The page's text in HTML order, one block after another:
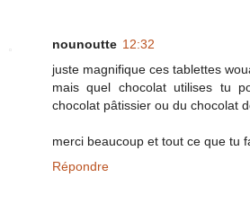
nounoutte 12:32
juste magnifique ces tablettes
mais quel chocolat utilises tu
chocolat pâtissier ou du chocolat
merci beaucoup et tout ce que tu
Répondre